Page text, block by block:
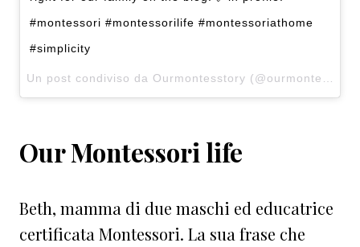
#montessori #montessorilife #montessoriathome
#simplicity
Our Montessori life
Beth, mamma di due maschi ed educatrice
certificata Montessori. La sua frase che